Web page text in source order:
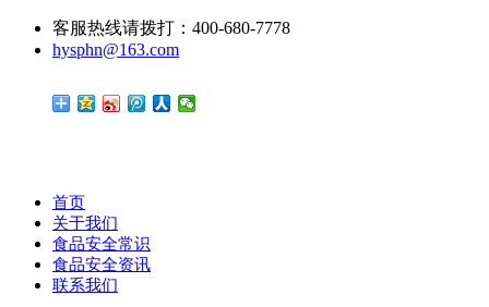
客服热线请拨打：400-680-7778
hysphn@163.com
首页
关于我们
食品安全常识
食品安全资讯
联系我们